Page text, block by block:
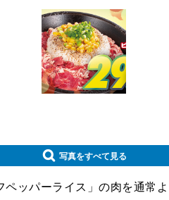
写真をすべて見る
ッパーライス」の肉を通常よ